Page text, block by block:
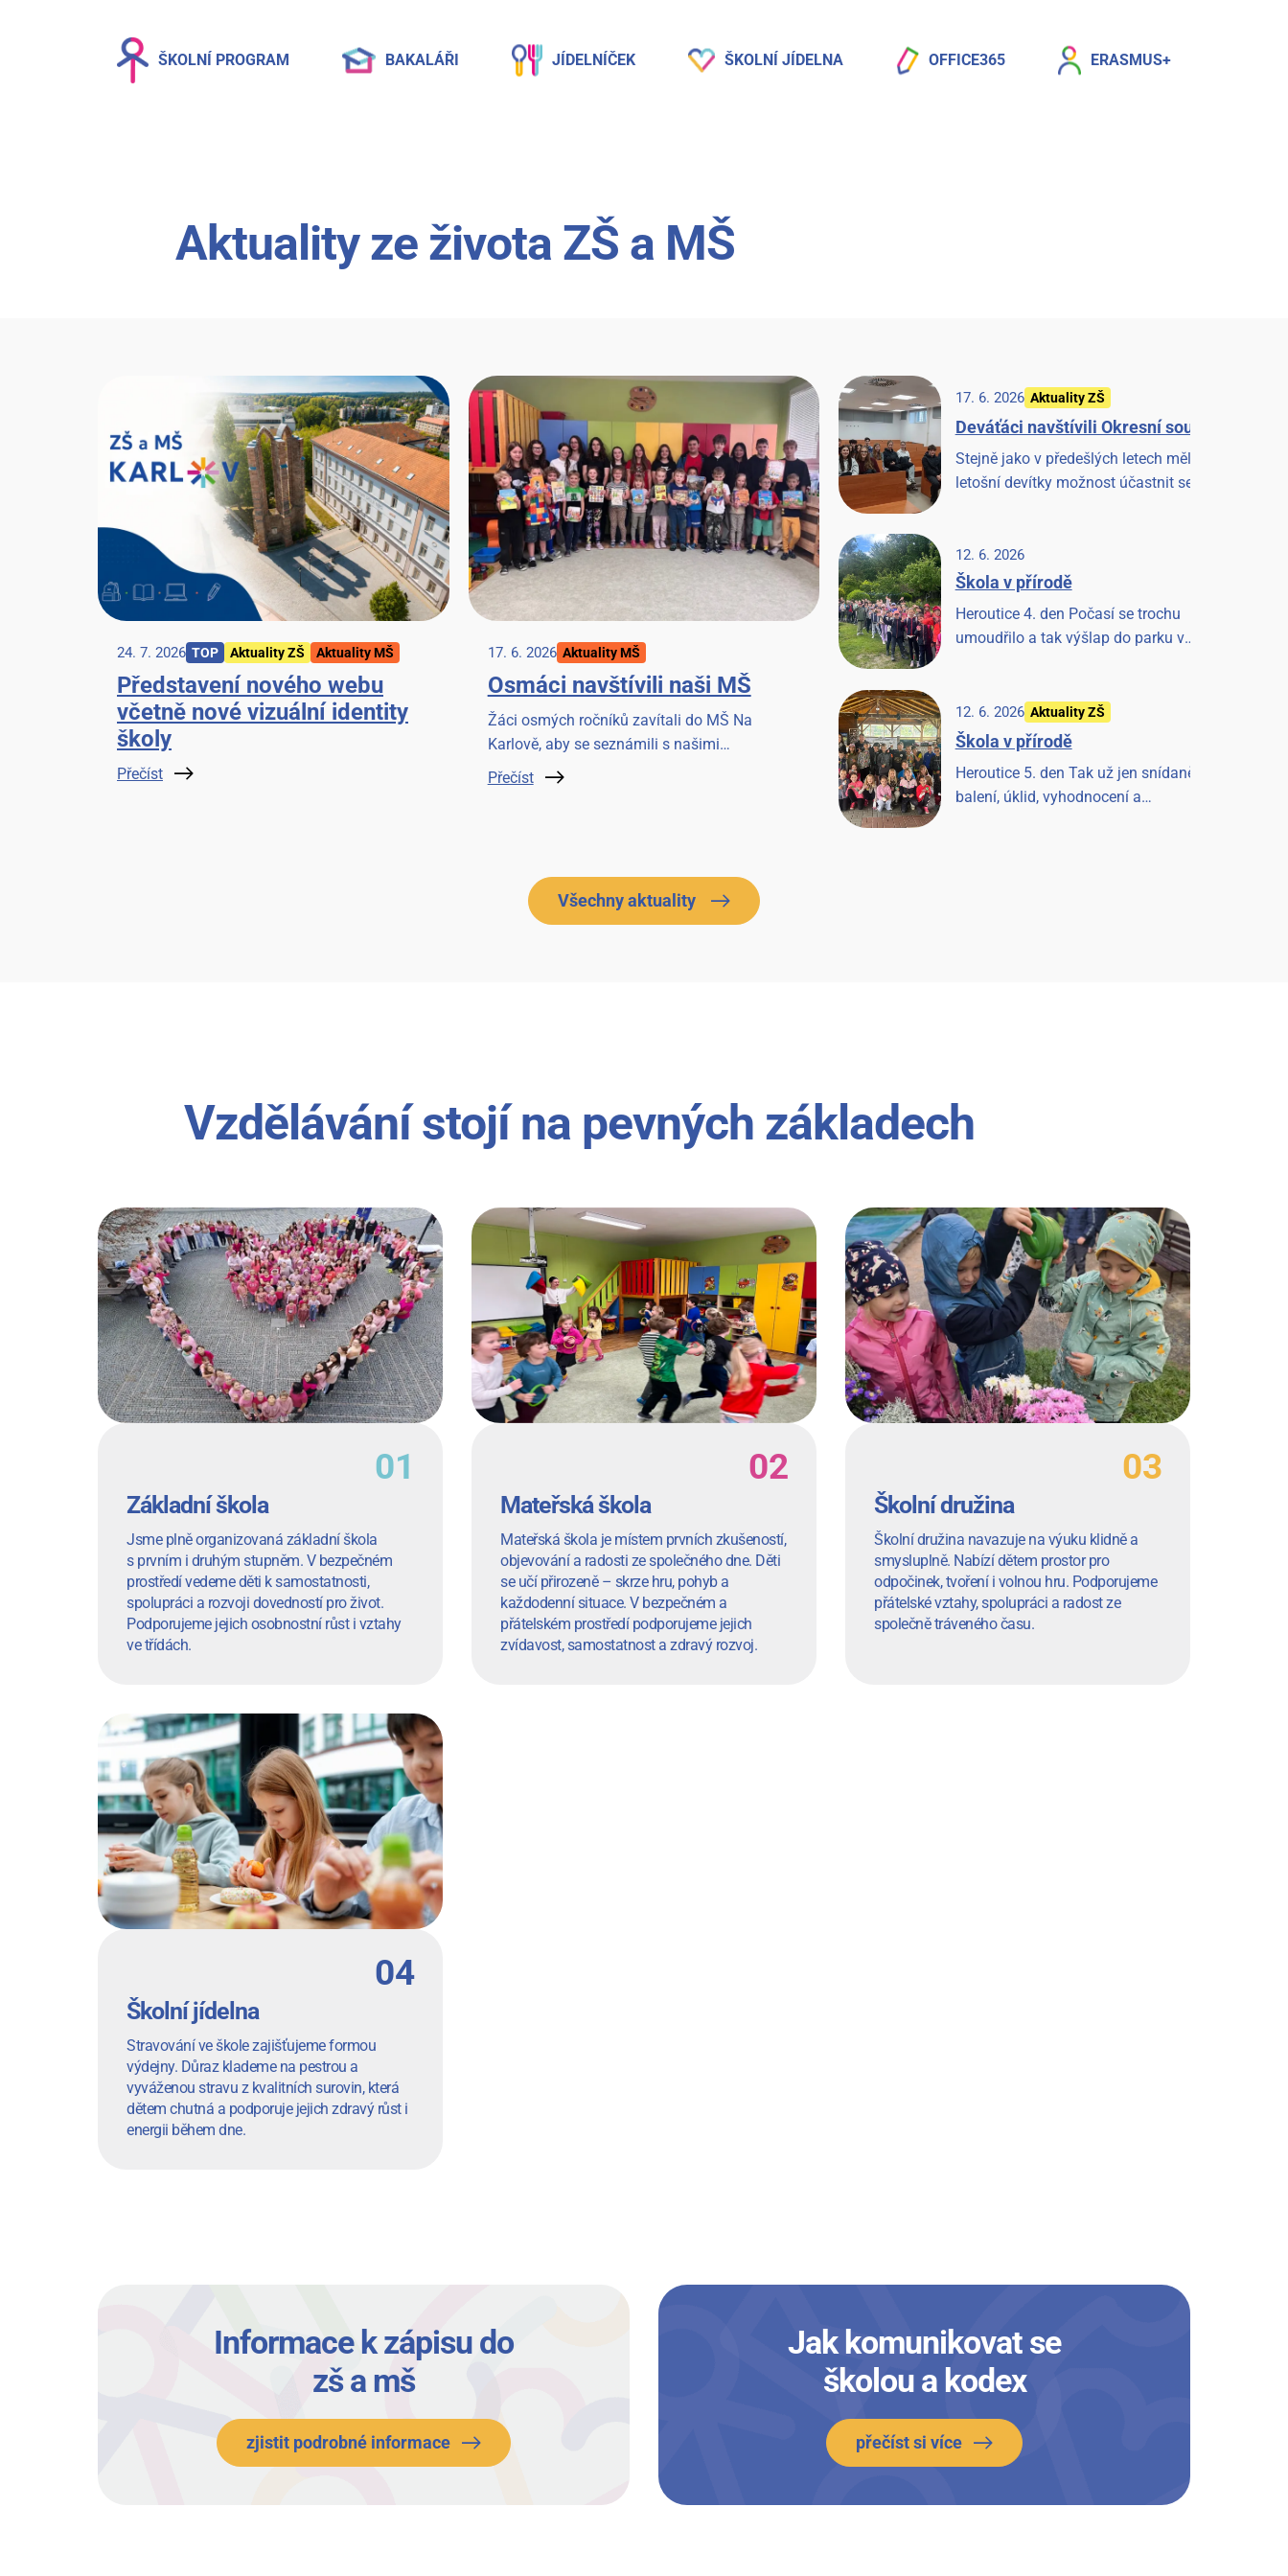
ŠKOLNÍ PROGRAM BAKALÁŘI JÍDELNÍČEK ŠKOLNÍ JÍDELNA OFFICE365 ERASMUS+
Aktuality ze života ZŠ a MŠ
24. 7. 2026 TOP Aktuality ZŠ Aktuality MŠ
Představení nového webu
včetně nové vizuální identity
školy
Přečíst
17. 6. 2026 Aktuality MŠ
Osmáci navštívili naši MŠ
Žáci osmých ročníků zavítali do MŠ Na
Karlově, aby se seznámili s našimi
předškoláky a strávili společné chvilky četbou
Přečíst
17. 6. 2026 Aktuality ZŠ
Deváťáci navštívili Okresní soud
Stejně jako v předešlých letech měli i
letošní devítky možnost účastnit se
cennou zkušeností.
12. 6. 2026
Škola v přírodě
Heroutice 4. den Počasí se trochu
umoudřilo a tak výšlap do parku v
a koní, završeno večerní diskotékou.
12. 6. 2026 Aktuality ZŠ
Škola v přírodě
Heroutice 5. den Tak už jen snídaně,
balení, úklid, vyhodnocení a
Všechny aktuality
Vzdělávání stojí na pevných základech
Základní škola
Jsme plně organizovaná základní škola
s prvním i druhým stupněm. V bezpečném
prostředí vedeme děti k samostatnosti,
spolupráci a rozvoji dovedností pro život.
Podporujeme jejich osobnostní růst i vztahy
ve třídách.
Mateřská škola
Mateřská škola je místem prvních zkušeností,
objevování a radosti ze společného dne. Děti
se učí přirozeně – skrze hru, pohyb a
každodenní situace. V bezpečném a
přátelském prostředí podporujeme jejich
zvídavost, samostatnost a zdravý rozvoj.
Školní družina
Školní družina navazuje na výuku klidně a
smysluplně. Nabízí dětem prostor pro
odpočinek, tvoření i volnou hru. Podporujeme
přátelské vztahy, spolupráci a radost ze
společně tráveného času.
Školní jídelna
Stravování ve škole zajišťujeme formou
výdejny. Důraz klademe na pestrou a
vyváženou stravu z kvalitních surovin, která
dětem chutná a podporuje jejich zdravý růst i
energii během dne.
Informace k zápisu do
zš a mš
zjistit podrobné informace
Jak komunikovat se
školou a kodex
přečíst si více